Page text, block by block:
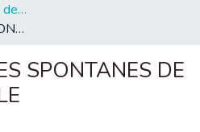
Faculté de Médecine et de Pharmacie - Marrakech
LES HEMATOMES SPONTANES DE LA LOGE RENALE
SPONTANES DE